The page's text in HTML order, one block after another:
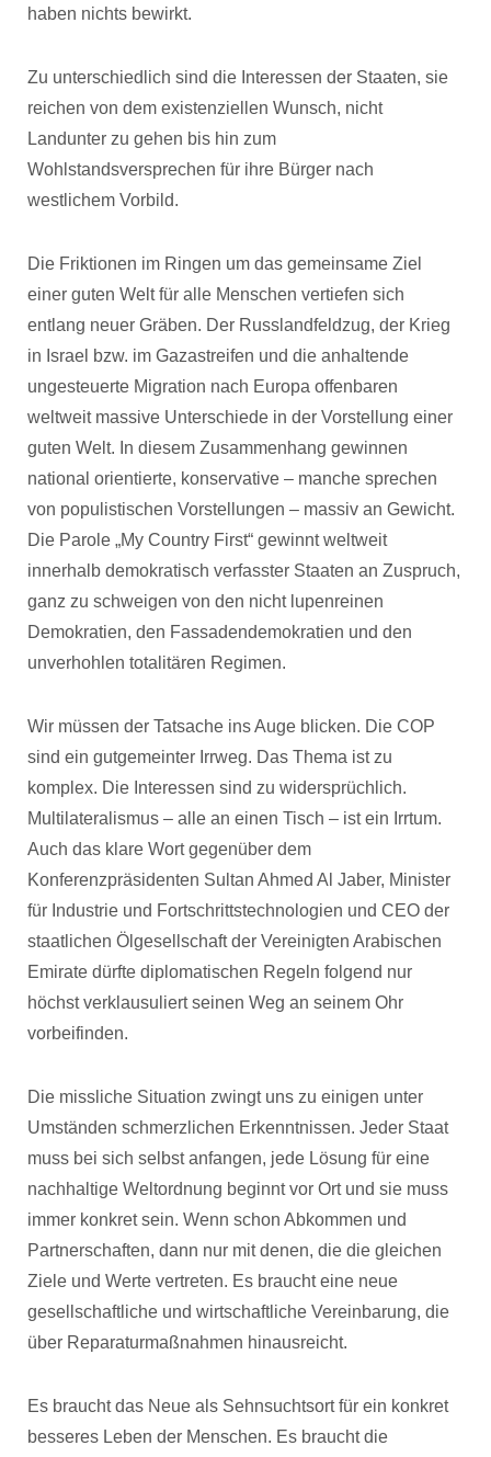
haben nichts bewirkt.
Zu unterschiedlich sind die Interessen der Staaten, sie
reichen von dem existenziellen Wunsch, nicht
Landunter zu gehen bis hin zum
Wohlstandsversprechen für ihre Bürger nach
westlichem Vorbild.
Die Friktionen im Ringen um das gemeinsame Ziel
einer guten Welt für alle Menschen vertiefen sich
entlang neuer Gräben. Der Russlandfeldzug, der Krieg
in Israel bzw. im Gazastreifen und die anhaltende
ungesteuerte Migration nach Europa offenbaren
weltweit massive Unterschiede in der Vorstellung einer
guten Welt. In diesem Zusammenhang gewinnen
national orientierte, konservative – manche sprechen
von populistischen Vorstellungen – massiv an Gewicht.
Die Parole „My Country First“ gewinnt weltweit
innerhalb demokratisch verfasster Staaten an Zuspruch,
ganz zu schweigen von den nicht lupenreinen
Demokratien, den Fassadendemokratien und den
unverhohlen totalitären Regimen.
Wir müssen der Tatsache ins Auge blicken. Die COP
sind ein gutgemeinter Irrweg. Das Thema ist zu
komplex. Die Interessen sind zu widersprüchlich.
Multilateralismus – alle an einen Tisch – ist ein Irrtum.
Auch das klare Wort gegenüber dem
Konferenzpräsidenten Sultan Ahmed Al Jaber, Minister
für Industrie und Fortschrittstechnologien und CEO der
staatlichen Ölgesellschaft der Vereinigten Arabischen
Emirate dürfte diplomatischen Regeln folgend nur
höchst verklausuliert seinen Weg an seinem Ohr
vorbeifinden.
Die missliche Situation zwingt uns zu einigen unter
Umständen schmerzlichen Erkenntnissen. Jeder Staat
muss bei sich selbst anfangen, jede Lösung für eine
nachhaltige Weltordnung beginnt vor Ort und sie muss
immer konkret sein. Wenn schon Abkommen und
Partnerschaften, dann nur mit denen, die die gleichen
Ziele und Werte vertreten. Es braucht eine neue
gesellschaftliche und wirtschaftliche Vereinbarung, die
über Reparaturmaßnahmen hinausreicht.
Es braucht das Neue als Sehnsuchtsort für ein konkret
besseres Leben der Menschen. Es braucht die